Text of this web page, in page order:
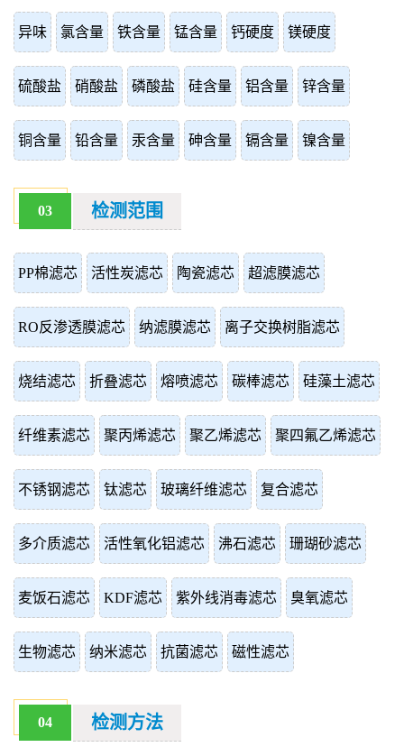
异味 氯含量 铁含量 锰含量 钙硬度 镁硬度
硫酸盐 硝酸盐 磷酸盐 硅含量 铝含量 锌含量
铜含量 铅含量 汞含量 砷含量 镉含量 镍含量
03 检测范围
PP棉滤芯 活性炭滤芯 陶瓷滤芯 超滤膜滤芯
RO反渗透膜滤芯 纳滤膜滤芯 离子交换树脂滤芯
烧结滤芯 折叠滤芯 熔喷滤芯 碳棒滤芯 硅藻土滤芯
纤维素滤芯 聚丙烯滤芯 聚乙烯滤芯 聚四氟乙烯滤芯
不锈钢滤芯 钛滤芯 玻璃纤维滤芯 复合滤芯
多介质滤芯 活性氧化铝滤芯 沸石滤芯 珊瑚砂滤芯
麦饭石滤芯 KDF滤芯 紫外线消毒滤芯 臭氧滤芯
生物滤芯 纳米滤芯 抗菌滤芯 磁性滤芯
04 检测方法